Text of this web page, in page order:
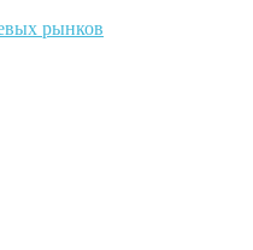
рынков